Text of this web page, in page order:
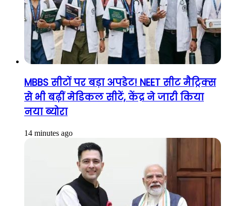
MBBS सीटों पर बड़ा अपडेट! NEET सीट मैट्रिक्स
से भी बढ़ीं मेडिकल सीटें, केंद्र ने जारी किया
नया ब्योरा
14 minutes ago